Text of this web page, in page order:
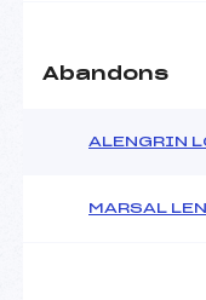
Abandons
ALENGRIN
MARSAL